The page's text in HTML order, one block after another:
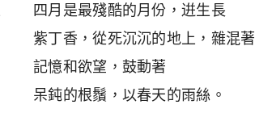
四月是最殘酷的月份，逬生長
紫丁香，從死沉沉的地上，雜混著
記憶和欲望，鼓動著
呆鈍的根鬚，以春天的雨絲。